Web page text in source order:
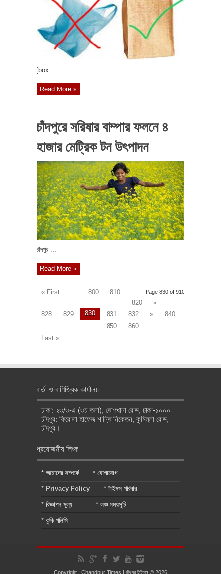
[box ...
Read More »
চাঁদপুরে সরিষার বাম্পার ফলনে ৪
হাজার মেট্রিক টন উৎপাদন
চাঁদপুর ...
Read More »
Page 830 of 910
« First 800
810
820
«
828
829 830 831 832 »
840
850
860
Last »
বার্তা ও বাণিজ্যিক কার্যালয়
ঢাকা: ২৩/৩-এ (৩য় তলা), তোপখানা রোড, ঢাকা-১০০০
চাঁদপুর: ফিরোজা হাফেজ শান্তি নিকেতন, কুমিল্লা রোড,
চাঁদপুর।
প্রয়োজনীয় লিংক
* আমাদের সম্পর্কে * যোগাযোগ
* Privacy Policy *টাইমস পরিবার
* বিজ্ঞাপন মূল্য * লঞ্চ সময়সূচি
* কুকি পলিসি
Copyright : Chandpur Times | চাঁদপুর টাইমস © 2026